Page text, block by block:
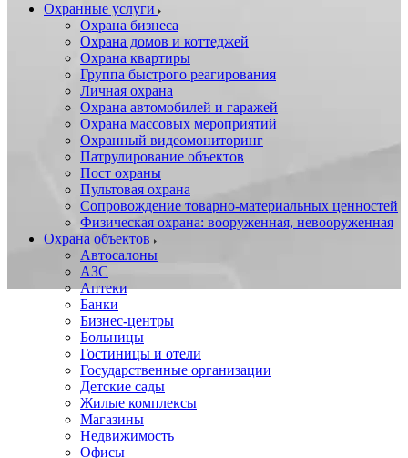
Охранные услуги
Охрана бизнеса
Охрана домов и коттеджей
Охрана квартиры
Группа быстрого реагирования
Личная охрана
Охрана автомобилей и гаражей
Охрана массовых мероприятий
Охранный видеомониторинг
Патрулирование объектов
Пост охраны
Пультовая охрана
Сопровождение товарно-материальных ценностей
Физическая охрана: вооруженная, невооруженная
Охрана объектов
Автосалоны
АЗС
Аптеки
Банки
Бизнес-центры
Больницы
Гостиницы и отели
Государственные организации
Детские сады
Жилые комплексы
Магазины
Недвижимость
Офисы